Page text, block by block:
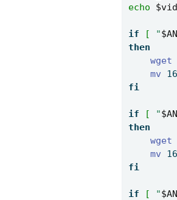
echo
if [ "
then
wget
mv
fi
if [ "
then
wget
mv
fi
if [ "